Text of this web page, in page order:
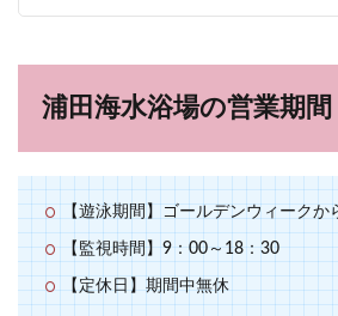
浦田海水浴場の営業期間
【遊泳期間】ゴールデンウィークか
【監視時間】9：00～18：30
【定休日】期間中無休